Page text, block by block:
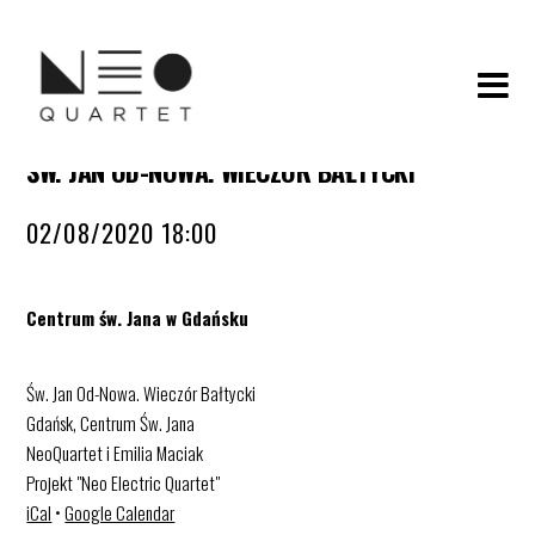
ŚW. JAN OD-NOWA. WIECZÓR BAŁTYCKI
02/08/2020 18:00
Centrum św. Jana w Gdańsku
Św. Jan Od-Nowa. Wieczór Bałtycki
Gdańsk, Centrum Św. Jana
NeoQuartet i Emilia Maciak
Projekt "Neo Electric Quartet"
iCal •Google Calendar